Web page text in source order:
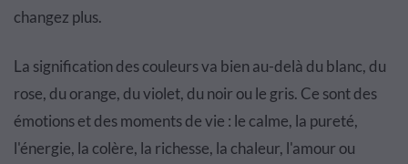
changez plus.
La signification des couleurs va bien au-delà du blanc, du
rose, du orange, du violet, du noir ou le gris. Ce sont des
émotions et des moments de vie : le calme, la pureté,
l'énergie, la colère, la richesse, la chaleur, l'amour ou